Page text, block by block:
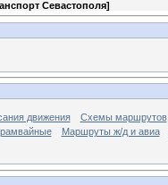
Севастополя]
движения Схемы маршрутов
Маршруты ж/д и авиа